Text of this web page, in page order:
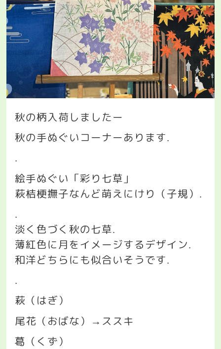
秋の柄入荷しましたー
秋の手ぬぐいコーナーあります.
.
絵手ぬぐい「彩り七草」
萩桔梗撫子なんど萌えにけり（子規）
.
.
淡く色づく秋の七草.
薄紅色に月をイメージするデザイン.
和洋どちらにも似合いそうです.
.
萩（はぎ）
尾花（おばな）
→ ススキ
葛（くず）